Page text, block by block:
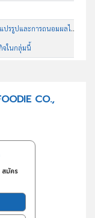
10309 : การแปรรูปและการถนอมผลไม้และผักด้วยวิธีอื่นๆซึ่งมิได้ จัดประเภทไว้ในที่อื่น
จในกลุ่มนี้
CO.,
สมัคร